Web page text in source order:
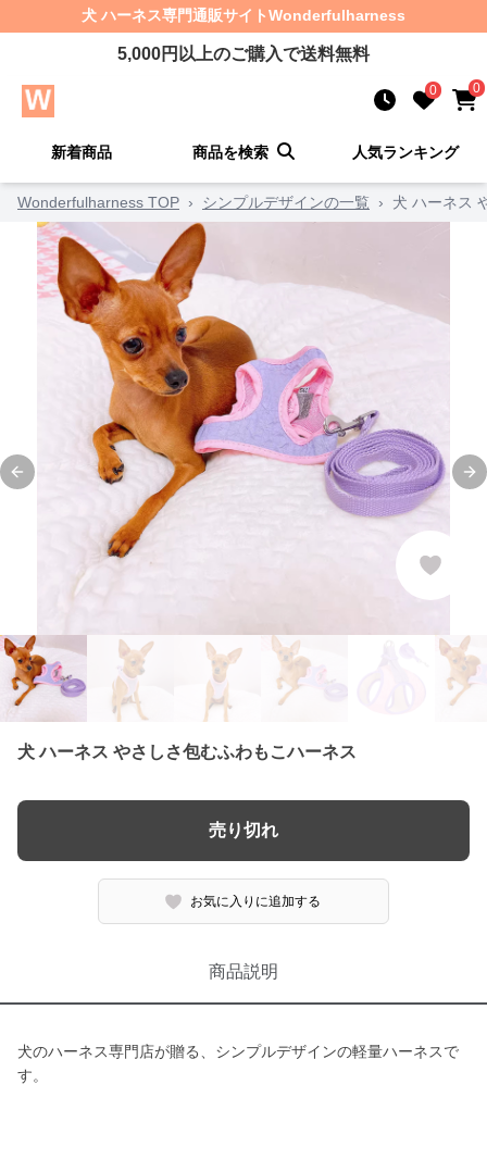
犬 ハーネス専門通販サイトWonderfulharness
5,000円以上のご購入で送料無料
0 0
新着商品 商品を検索 人気ランキング
Wonderfulharness TOP › シンプルデザインの一覧 › 犬 ハーネス
Previous slide
犬 ハーネス やさしさ包むふわもこハーネス
売り切れ
お気に入りに追加する
商品説明
犬のハーネス専門店が贈る、シンプルデザインの軽量ハーネスで
す。